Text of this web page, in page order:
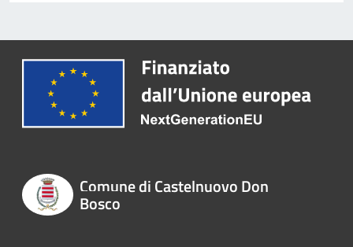
Comune di Castelnuovo Don
Bosco